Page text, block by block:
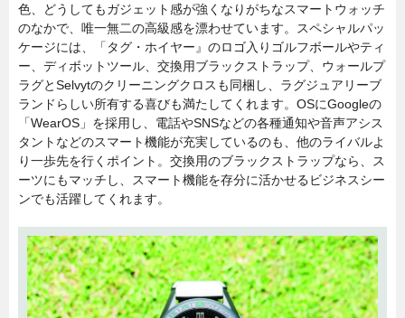
色、どうしてもガジェット感が強くなりがちなスマートウォッチ
のなかで、唯一無二の高級感を漂わせています。スペシャルパッ
ケージには、「タグ・ホイヤー』のロゴ入りゴルフボールやティ
ー、ディボットツール、交換用ブラックストラップ、ウォールプ
ラグとSelvytのクリーニングクロスも同梱し、ラグジュアリーブ
ランドらしい所有する喜びも満たしてくれます。OSにGoogleの
「WearOS」を採用し、電話やSNSなどの各種通知や音声アシス
タントなどのスマート機能が充実しているのも、他のライバルよ
り一歩先を行くポイント。交換用のブラックストラップなら、ス
ーツにもマッチし、スマート機能を存分に活かせるビジネスシー
ンでも活躍してくれます。